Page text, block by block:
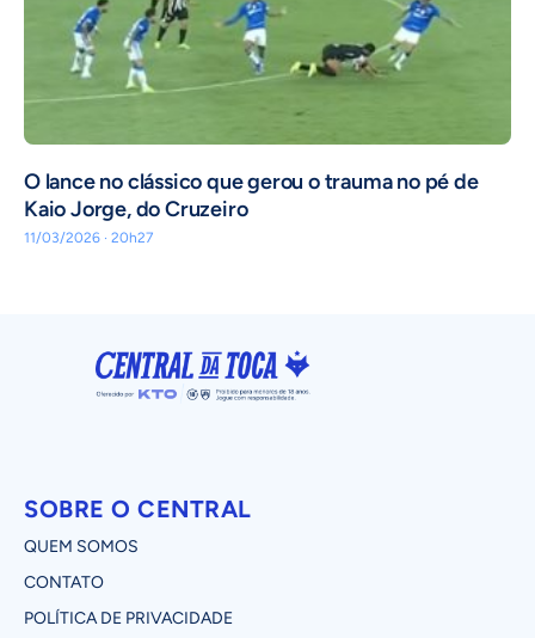
O lance no clássico que gerou o trauma no pé de
Kaio Jorge, do Cruzeiro
11/03/2026 · 20h27
SOBRE O CENTRAL
QUEM SOMOS
CONTATO
POLÍTICA DE PRIVACIDADE